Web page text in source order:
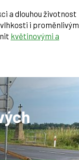
a dlouhou životnost
i proměnlivým
květinovými a